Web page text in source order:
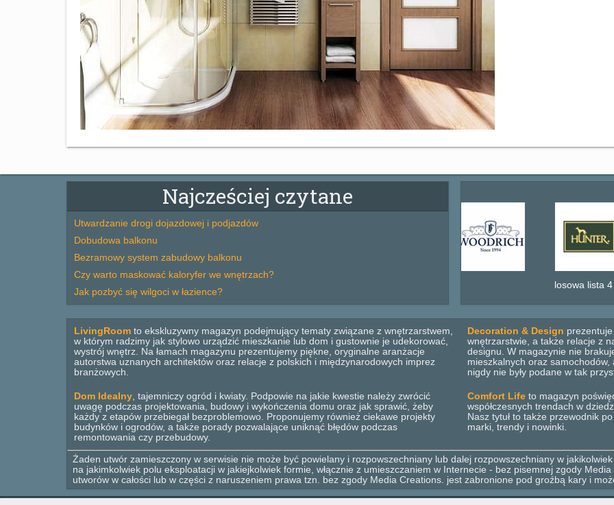
Najcześciej czytane
Utwardzanie drogi dojazdowej i podjazdów
Dobudowa balkonu
Bezramowy system zabudowy balkonu
Czy warto maskować kaloryfer we wnętrzach?
Jak pozbyć się wilgoci w łazience?
losowa lista
LivingRoom to ekskluzywny magazyn podejmujący tematy związane z wnętrzarstwem,
w którym radzimy jak stylowo urządzić mieszkanie lub dom i gustownie je udekorować,
wystrój wnętrz. Na łamach magazynu prezentujemy piękne, oryginalne aranżacje
autorstwa uznanych architektów oraz relacje z polskich i międzynarodowych imprez
branżowych.
Decoration & Design
wnętrzarstwie, a także relacje z
designu. W magazynie nie
mieszkalnych oraz
nigdy nie były podane w tak
Dom Idealny , tajemniczy ogród i kwiaty. Podpowie na jakie kwestie należy zwrócić
uwagę podczas projektowania, budowy i wykończenia domu oraz jak sprawić, żeby
każdy z etapów przebiegał bezproblemowo. Proponujemy również ciekawe projekty
budynków i ogrodów, a także porady pozwalające uniknąć błędów podczas
remontowania czy przebudowy.
Comfort Life to magazyn
współczesnych trendach w
Nasz tytuł to także przewodnik
marki, trendy i nowinki.
Żaden utwór zamieszczony w serwisie nie może być powielany i rozpowszechniany lub dalej rozpowszechniany w
na jakimkolwiek polu eksploatacji w jakiejkolwiek formie, włącznie z umieszczaniem w Internecie - bez pisemnej zgody
utworów w całości lub w części z naruszeniem prawa tzn. bez zgody Media Creations. jest zabronione pod groźbą kary i